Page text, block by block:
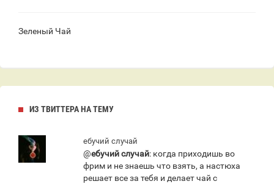
Зеленый Чай
ИЗ ТВИТТЕРА НА ТЕМУ
ебучий случай
@ебучий случай: когда приходишь во
фрим и не знаешь что взять, а настюха
решает все за тебя и делает чай с